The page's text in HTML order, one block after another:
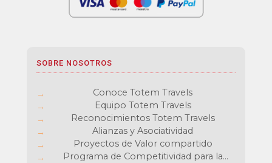
SOBRE NOSOTROS
Conoce Totem Travels
Equipo Totem Travels
Reconocimientos Totem Travels
Alianzas y Asociatividad
Proyectos de Valor compartido
Programa de Competitividad para la